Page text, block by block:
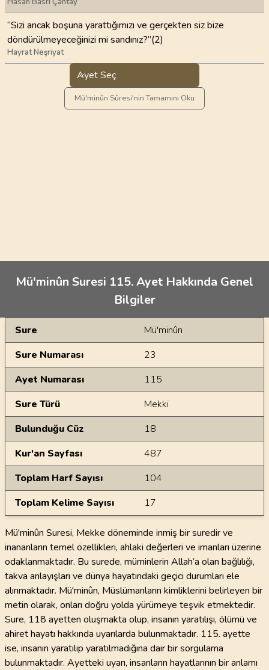
“Sizi ancak boşuna yarattığımızı ve gerçekten siz bize
döndürülmeyeceğinizi mi sandınız?”(2)
Hayrat Neşriyat
Ayet Seç
Mü'minûn Sûresi'nin Tamamını Oku
Mü'minûn Suresi 115. Ayet Hakkında Genel
Bilgiler
Genel Bilgiler
Sure
Mü'minûn
Sure Numarası
23
Ayet Numarası
115
Sure Türü
Mekki
Bulunduğu Cüz
18
Kur'an Sayfası
487
Toplam Harf Sayısı
104
Toplam Kelime Sayısı
17
Mü'minûn Suresi, Mekke döneminde inmiş bir suredir ve
inananların temel özellikleri, ahlaki değerleri ve imanları üzerine
odaklanmaktadır. Bu surede, müminlerin Allah’a olan bağlılığı,
takva anlayışları ve dünya hayatındaki geçici durumları ele
alınmaktadır. Mü'minûn, Müslümanların kimliklerini belirleyen bir
metin olarak, onları doğru yolda yürümeye teşvik etmektedir.
Sure, 118 ayetten oluşmakta olup, insanın yaratılışı, ölümü ve
ahiret hayatı hakkında uyarılarda bulunmaktadır. 115. ayette
ise, insanın yaratılıp yaratılmadığına dair bir sorgulama
bulunmaktadır. Ayetteki uyarı, insanların hayatlarının bir anlamı